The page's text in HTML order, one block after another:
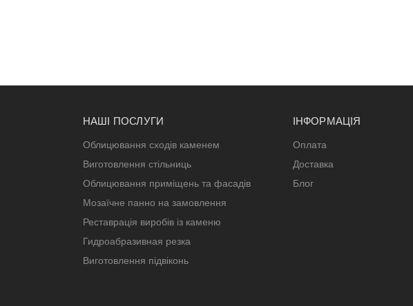
НАШІ ПОСЛУГИ
Облицювання сходів каменем
Виготовлення стільниць
Облицювання приміщень та фасадів
Мозаїчне панно на замовлення
Реставрація виробів із каменю
Гидроабразивная резка
Виготовлення підвіконь
ІНФОРМАЦІЯ
Оплата
Доставка
Блог